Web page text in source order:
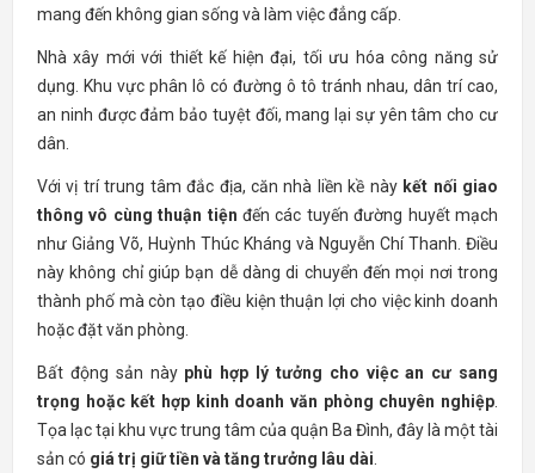
mang đến không gian sống và làm việc đẳng cấp.
Nhà xây mới với thiết kế hiện đại, tối ưu hóa công năng sử
dụng. Khu vực phân lô có đường ô tô tránh nhau, dân trí cao,
an ninh được đảm bảo tuyệt đối, mang lại sự yên tâm cho cư
dân.
Với vị trí trung tâm đắc địa, căn nhà liền kề này kết nối giao
thông vô cùng thuận tiện đến các tuyến đường huyết mạch
như Giảng Võ, Huỳnh Thúc Kháng và Nguyễn Chí Thanh. Điều
này không chỉ giúp bạn dễ dàng di chuyển đến mọi nơi trong
thành phố mà còn tạo điều kiện thuận lợi cho việc kinh doanh
hoặc đặt văn phòng.
Bất động sản này phù hợp lý tưởng cho việc an cư sang
trọng hoặc kết hợp kinh doanh văn phòng chuyên nghiệp.
Tọa lạc tại khu vực trung tâm của quận Ba Đình, đây là một tài
sản có giá trị giữ tiền và tăng trưởng lâu dài.